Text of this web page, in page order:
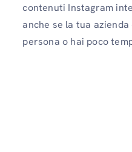
contenuti Instagram
anche se la tua
persona o hai poco